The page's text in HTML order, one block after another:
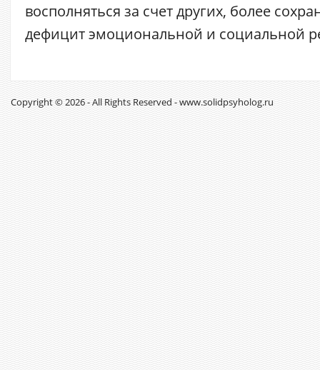
восполняться за счет других, более
дефицит эмоциональной и социальной
Copyright © 2026 - All Rights Reserved - www.solidpsyholog.ru